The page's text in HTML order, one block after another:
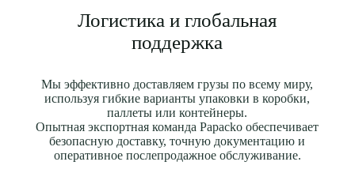
Логистика и глобальная
поддержка
Мы эффективно доставляем грузы по всему миру,
используя гибкие варианты упаковки в коробки,
паллеты или контейнеры.
Опытная экспортная команда Papacko обеспечивает
безопасную доставку, точную документацию и
оперативное послепродажное обслуживание.